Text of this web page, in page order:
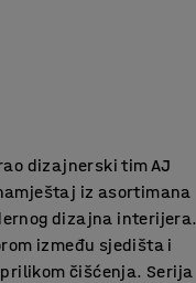
dizajnerski tim AJ
iz asortimana
dizajna interijera.
između sjedišta i
čišćenja. Serija